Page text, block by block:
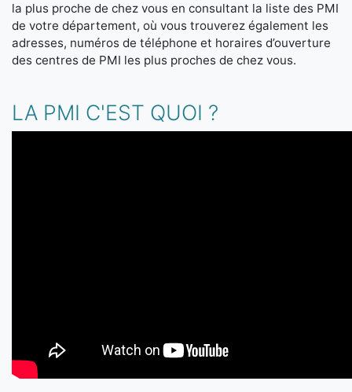
la plus proche de chez vous en consultant la liste des PMI
de votre département, où vous trouverez également les
adresses, numéros de téléphone et horaires d’ouverture
des centres de PMI les plus proches de chez vous.
LA PMI C'EST QUOI ?